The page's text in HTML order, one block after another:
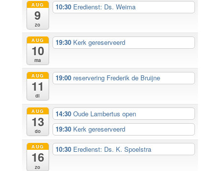
AUG
9
zo
10:30 Eredienst: Ds. Weima
AUG
10
ma
19:30 Kerk gereserveerd
AUG
11
di
19:00 reservering Frederik de Bruijne
AUG
13
do
14:30Oude Lambertus open
19:30 Kerk gereserveerd
AUG
16
zo
10:30 Eredienst: Ds. K. Spoelstra